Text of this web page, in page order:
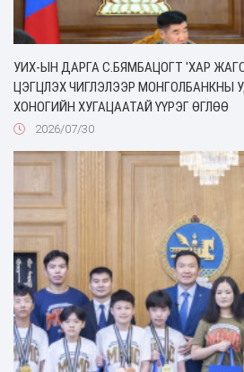
УИХ-ЫН ДАРГА С.БЯМБАЦОГТ 'ХАР
ЦЭГЦЛЭХ ЧИГЛЭЛЭЭР МОНГОЛБАНКНЫ
ХОНОГИЙН ХУГАЦААТАЙ ҮҮРЭГ ӨГЛӨӨ
2026/07/30